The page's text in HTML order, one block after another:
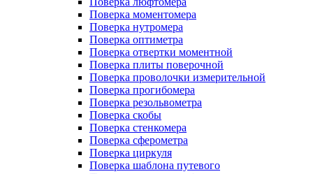
Поверка моментомера
Поверка нутромера
Поверка оптиметра
Поверка отвертки моментной
Поверка плиты поверочной
Поверка проволочки измерительной
Поверка прогибомера
Поверка резольвометра
Поверка скобы
Поверка стенкомера
Поверка сферометра
Поверка циркуля
Поверка шаблона путевого